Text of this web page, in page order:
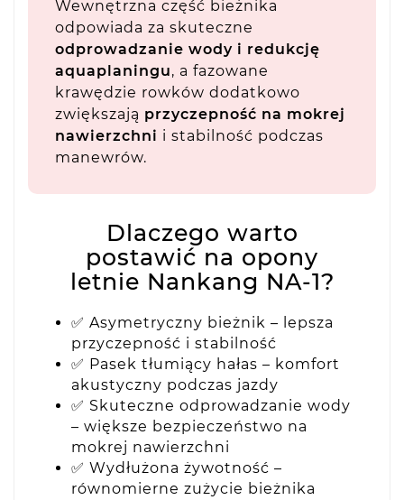
Wewnętrzna część bieżnika
odpowiada za skuteczne
odprowadzanie wody i redukcję
aquaplaningu, a fazowane
krawędzie rowków dodatkowo
zwiększają przyczepność na mokrej
nawierzchni i stabilność podczas
manewrów.
Dlaczego warto
postawić na opony
letnie Nankang NA-1?
✅ Asymetryczny bieżnik – lepsza
przyczepność i stabilność
✅ Pasek tłumiący hałas – komfort
akustyczny podczas jazdy
✅ Skuteczne odprowadzanie wody
– większe bezpieczeństwo na
mokrej nawierzchni
✅ Wydłużona żywotność –
równomierne zużycie bieżnika